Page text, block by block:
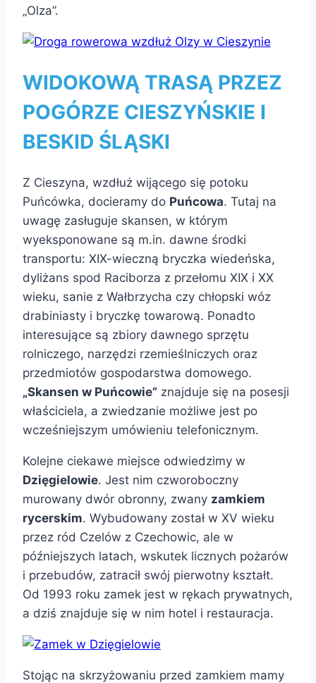
„Olza”.
WIDOKOWĄ TRASĄ PRZEZ
POGÓRZE CIESZYŃSKIE I
BESKID ŚLĄSKI
Z Cieszyna, wzdłuż wijącego się potoku
Puńcówka, docieramy do Puńcowa. Tutaj na
uwagę zasługuje skansen, w którym
wyeksponowane są m.in. dawne środki
transportu: XIX-wieczną bryczka wiedeńska,
dyliżans spod Raciborza z przełomu XIX i XX
wieku, sanie z Wałbrzycha czy chłopski wóz
drabiniasty i bryczkę towarową. Ponadto
interesujące są zbiory dawnego sprzętu
rolniczego, narzędzi rzemieślniczych oraz
przedmiotów gospodarstwa domowego.
„Skansen w Puńcowie” znajduje się na posesji
właściciela, a zwiedzanie możliwe jest po
wcześniejszym umówieniu telefonicznym.
Kolejne ciekawe miejsce odwiedzimy w
Dzięgielowie. Jest nim czworoboczny
murowany dwór obronny, zwany zamkiem
rycerskim. Wybudowany został w XV wieku
przez ród Czelów z Czechowic, ale w
późniejszych latach, wskutek licznych pożarów
i przebudów, zatracił swój pierwotny kształt.
Od 1993 roku zamek jest w rękach prywatnych,
a dziś znajduje się w nim hotel i restauracja.
Stojąc na skrzyżowaniu przed zamkiem mamy